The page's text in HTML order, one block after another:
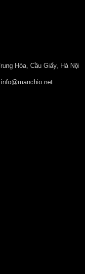
Hòa, Cầu Giấy, Hà Nội